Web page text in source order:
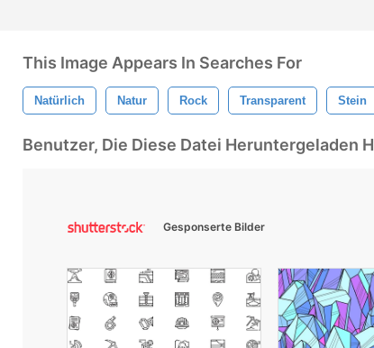
This Image Appears In Searches For
Natürlich Natur Rock Transparent Stein
Benutzer, Die Diese Datei Heruntergeladen
Gesponserte Bilder